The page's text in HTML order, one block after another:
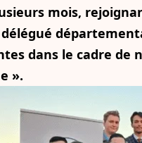
mois,
dans le cadre
».